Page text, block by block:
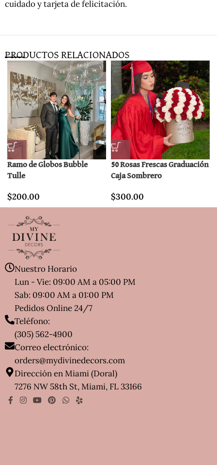
cuidado y tarjeta de felicitación.
PRODUCTOS RELACIONADOS
Ramo de Globos Bubble
Tulle
$200.00
50 Rosas Frescas Graduación
Caja Sombrero
$300.00
Nuestro Horario
Lun - Vie: 09:00 AM a 05:00 PM
Sab: 09:00 AM a 01:00 PM
Pedidos Online 24/7
Teléfono:
(305) 562-4900
Correo electrónico:
orders@mydivinedecors.com
Dirección en Miami (Doral)
7276 NW 58th St, Miami, FL 33166